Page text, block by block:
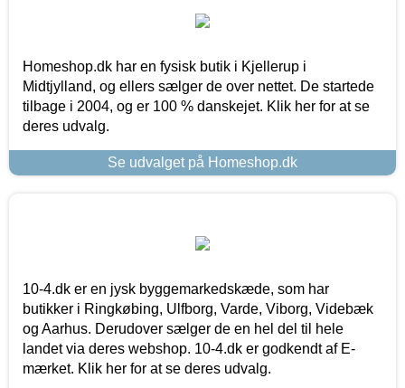
Homeshop.dk har en fysisk butik i Kjellerup i
Midtjylland, og ellers sælger de over nettet. De startede
tilbage i 2004, og er 100 % danskejet. Klik her for at se
deres udvalg.
Se udvalget på Homeshop.dk
10-4.dk er en jysk byggemarkedskæde, som har
butikker i Ringkøbing, Ulfborg, Varde, Viborg, Videbæk
og Aarhus. Derudover sælger de en hel del til hele
landet via deres webshop. 10-4.dk er godkendt af E-
mærket. Klik her for at se deres udvalg.